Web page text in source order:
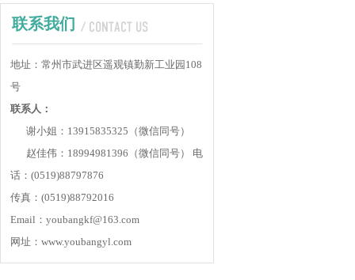
联系我们
地址：常州市武进区遥观镇勤新工业园108
号
联系人：
谢小姐：13915835325（微信同号）
赵佳伟：18994981396（微信同号）
电
话：(0519)88797876
传真：(0519)88792016
Email：youbangkf@163.com
网址：www.youbangyl.com